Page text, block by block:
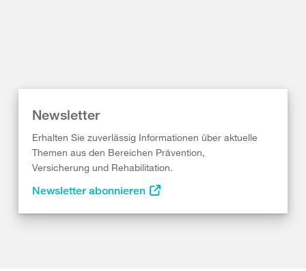
Newsletter
Erhalten Sie zuverlässig Informationen über aktuelle
Themen aus den Bereichen Prävention,
Versicherung und Rehabilitation.
Newsletter abonnieren